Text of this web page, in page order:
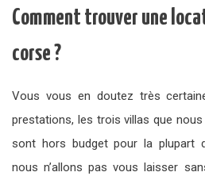
Comment trouver une
corse ?
Vous vous en doutez très
prestations, les trois villas que
sont hors budget pour la plupart
nous n’allons pas vous laisser